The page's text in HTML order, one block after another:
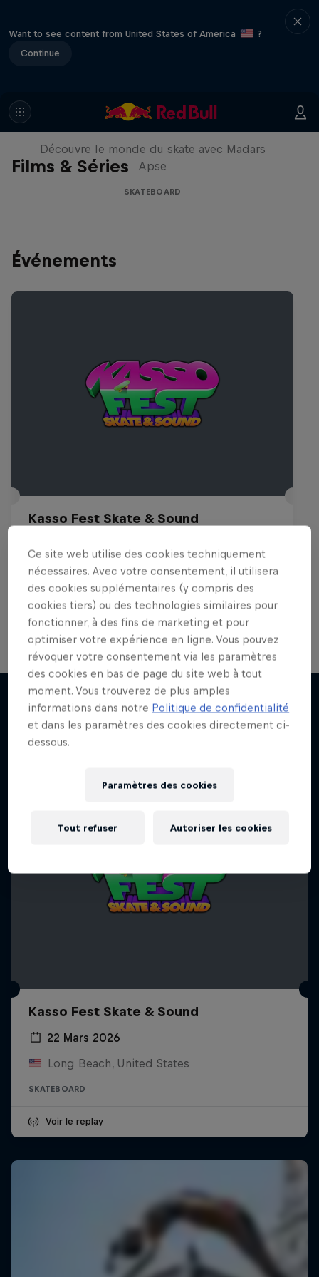
Want to see content from United States of America
?
Continue
Films & Séries
Skate Tales
Découvre le monde du skate avec Madars
Apse
SKATEBOARD
Événements
Kasso Fest Skate & Sound
Long Beach, United States
Voir le replay
J'EN VEUX ENCORE !
Kasso Fest Skate & Sound
22 Mars 2026
Long Beach, United States
SKATEBOARD
Voir le replay
Ce site web utilise des cookies techniquement
nécessaires. Avec votre consentement, il utilisera
des cookies supplémentaires (y compris des
cookies tiers) ou des technologies similaires pour
fonctionner, à des fins de marketing et pour
optimiser votre expérience en ligne. Vous pouvez
révoquer votre consentement via les paramètres
des cookies en bas de page du site web à tout
moment. Vous trouverez de plus amples
informations dans notre Politique de confidentialité
et dans les paramètres des cookies directement ci-
dessous.
Paramètres des cookies
Tout refuser Autoriser les cookies